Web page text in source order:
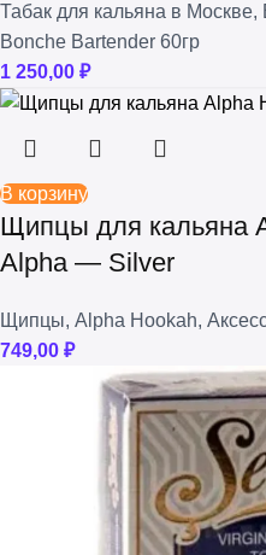
Табак для кальяна в Москве,
Bonche Bartender 60гр
1 250,00 ₽
В корзину
Щипцы для кальяна
Alpha — Silver
Щипцы, Alpha Hookah,
749,00 ₽